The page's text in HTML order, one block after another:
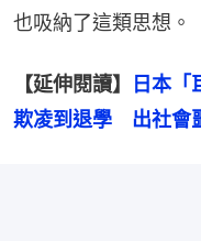
也吸納了這類思想。
【延伸閱讀】
日本「
欺凌到退學　出社會